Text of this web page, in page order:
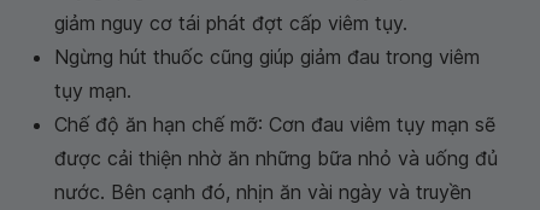
giảm nguy cơ tái phát đợt cấp viêm tụy.
Ngừng hút thuốc cũng giúp giảm đau trong viêm
tụy mạn.
Chế độ ăn hạn chế mỡ: Cơn đau viêm tụy mạn sẽ
được cải thiện nhờ ăn những bữa nhỏ và uống đủ
nước. Bên cạnh đó, nhịn ăn vài ngày và truyền